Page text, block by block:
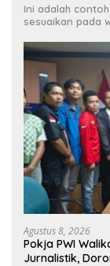
Ini adalah
sesuaikan pada
Agustus 8, 2026
Pokja PWI
Jurnalistik,